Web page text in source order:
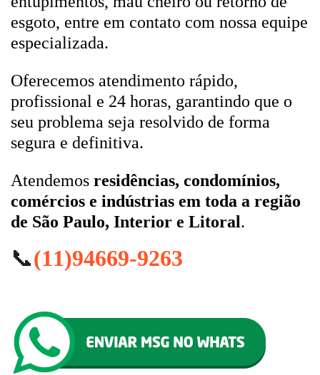
esgoto, entre em contato com nossa equipe
especializada.
Oferecemos atendimento rápido,
profissional e 24 horas, garantindo que o
seu problema seja resolvido de forma
segura e definitiva.
Atendemos residências, condomínios,
comércios e indústrias em toda a região
de São Paulo, Interior e Litoral.
📞(11)94669-9263